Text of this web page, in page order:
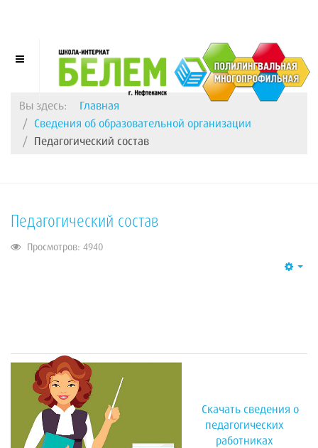
Вы здесь:
Главная
Сведения об образовательной организации
Педагогический состав
Педагогический состав
Просмотров: 4940
Скачать сведения о
педагогических
работниках